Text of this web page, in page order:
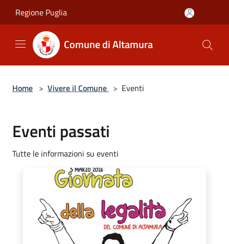
Regione Puglia
Comune di Altamura
Home > Vivere il Comune > Eventi
Eventi passati
Tutte le informazioni su eventi